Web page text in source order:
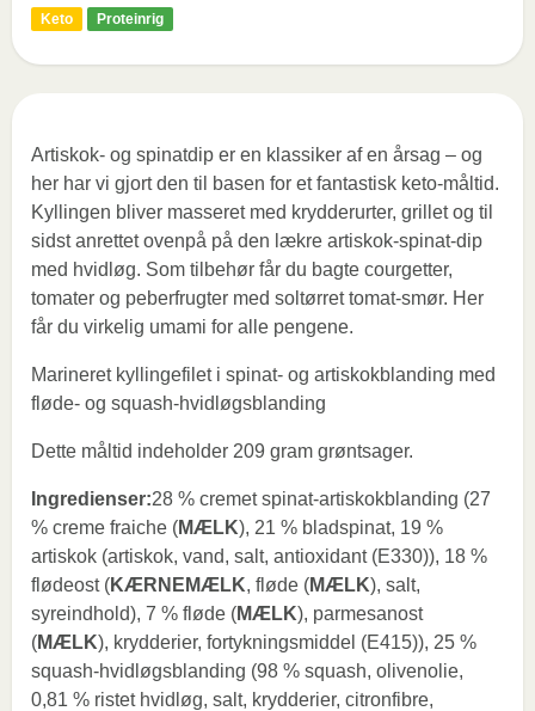
Keto Proteinrig
Artiskok- og spinatdip er en klassiker af en årsag – og
her har vi gjort den til basen for et fantastisk keto-måltid.
Kyllingen bliver masseret med krydderurter, grillet og til
sidst anrettet ovenpå på den lækre artiskok-spinat-dip
med hvidløg. Som tilbehør får du bagte courgetter,
tomater og peberfrugter med soltørret tomat-smør. Her
får du virkelig umami for alle pengene.
Marineret kyllingefilet i spinat- og artiskokblanding med
fløde- og squash-hvidløgsblanding
Dette måltid indeholder 209 gram grøntsager.
Ingredienser:28 % cremet spinat-artiskokblanding (27
% creme fraiche (MÆLK), 21 % bladspinat, 19 %
artiskok (artiskok, vand, salt, antioxidant (E330)), 18 %
flødeost (KÆRNEMÆLK, fløde (MÆLK), salt,
syreindhold), 7 % fløde (MÆLK), parmesanost
(MÆLK), krydderier, fortykningsmiddel (E415)), 25 %
squash-hvidløgsblanding (98 % squash, olivenolie,
0,81 % ristet hvidløg, salt, krydderier, citronfibre,